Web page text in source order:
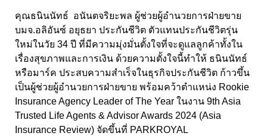
คุณธนินนัทธ์ อนันตจริยะพล ผู้ช่วยผู้อำนวยการฝ่ายขาย
บมจ.อลิอันซ์ อยุธยา ประกันชีวิต ตัวแทนประกันชีวิตรุ่น
ใหม่ในวัย 34 ปี ที่มีความมุ่งมั่นตั้งใจที่จะดูแลลูกค้าทั้งใน
เรื่องสุขภาพและการเงิน ด้วยความตั้งใจนี้ทำให้ ธนินนัทธ์
หรือมาร์ค ประสบความสำเร็จในธุรกิจประกันชีวิต ก้าวขึ้น
เป็นผู้ช่วยผู้อำนวยการฝ่ายขาย พร้อมคว้าตำแหน่ง Rookie
Insurance Agency Leader of The Year ในงาน 9th Asia
Trusted Life Agents & Advisor Awards 2024 (Asia
Insurance Review) จัดขึ้นที่ PARKROYAL